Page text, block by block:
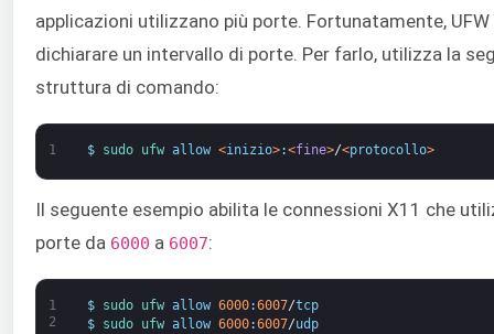
applicazioni utilizzano più porte. Fortunatamente,
dichiarare un intervallo di porte. Per farlo, utilizza la
struttura di comando:
1 $ sudo ufw allow <inizio>:<fine>/<protocollo>
Il seguente esempio abilita le connessioni X11 che
porte da 6000 a 6007:
1
2
$ sudo ufw allow 6000:6007/tcp
$
sudo ufw allow 6000:6007/udp